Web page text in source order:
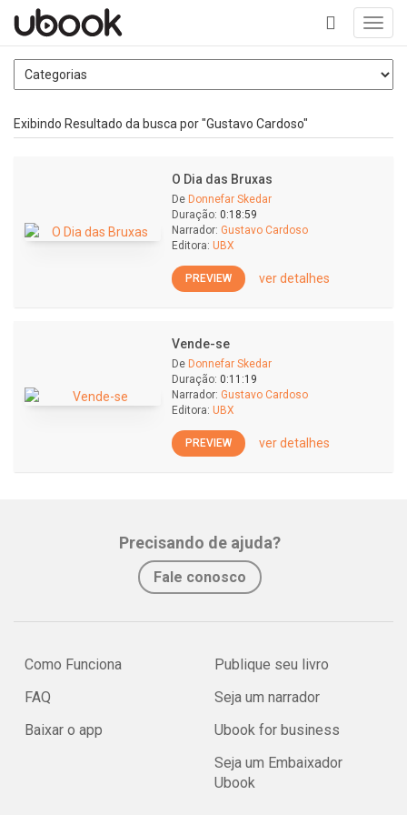
+
Exibindo Resultado da busca por "Gustavo Cardoso"
O Dia das Bruxas
De Donnefar Skedar
Duração: 0:18:59
Narrador: Gustavo Cardoso
Editora: UBX
PREVIEW ver detalhes
Vende-se
De Donnefar Skedar
Duração: 0:11:19
Narrador: Gustavo Cardoso
Editora: UBX
PREVIEW ver detalhes
Precisando de ajuda?
Fale conosco
Como Funciona
FAQ
Baixar o app
Publique seu livro
Seja um narrador
Ubook for business
Seja um Embaixador
Ubook